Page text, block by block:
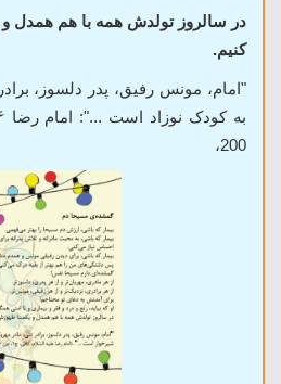
در سالروز تولدش همه با هم همدل
کنیم.
" امام، مونس رفیق، پدر دلسوز،
به کودک نوزاد است ...": امام رضا
200،